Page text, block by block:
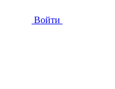
Войти